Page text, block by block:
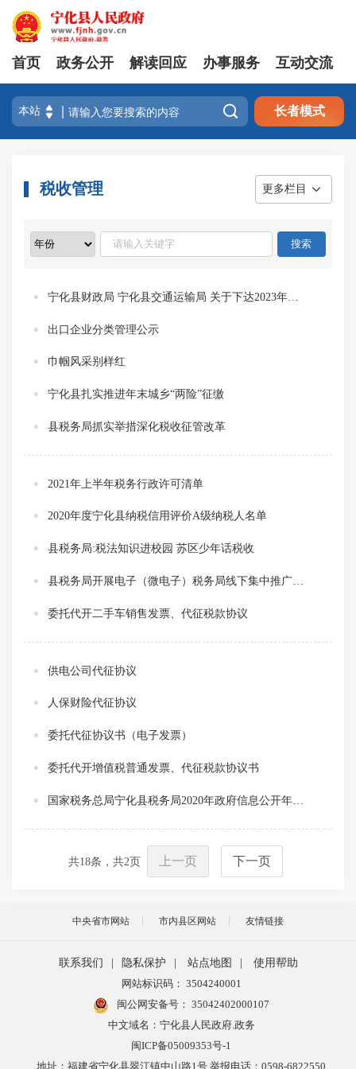
首页 政务公开 解读回应 办事服务 互动交流
 长者模式
税收管理 更多栏目
出口企业分类管理公示
巾帼风采别样红
宁化县扎实推进年末城乡“两险”征缴
县税务局抓实举措深化税收征管改革
2021年上半年税务行政许可清单
2020年度宁化县纳税信用评价A级纳税人名单
县税务局:税法知识进校园 苏区少年话税收
县税务局开展电子（微电子）税务局线下集中推广服务拉开税收宣传月序幕
委托代开二手车销售发票、代征税款协议
供电公司代征协议
人保财险代征协议
委托代征协议书（电子发票）
委托代开增值税普通发票、代征税款协议书
共18条，共2页 上一页 下一页
中央省市网站 市内县区网站 友情链接
联系我们 | 隐私保护 | 站点地图 |
使用帮助
网站标识码： 3504240001
闽公网安备号： 35042402000107
中文域名：宁化县人民政府.政务
闽ICP备05009353号-1
地址：福建省宁化县翠江镇中山路1号 举报电话：0598-6822550